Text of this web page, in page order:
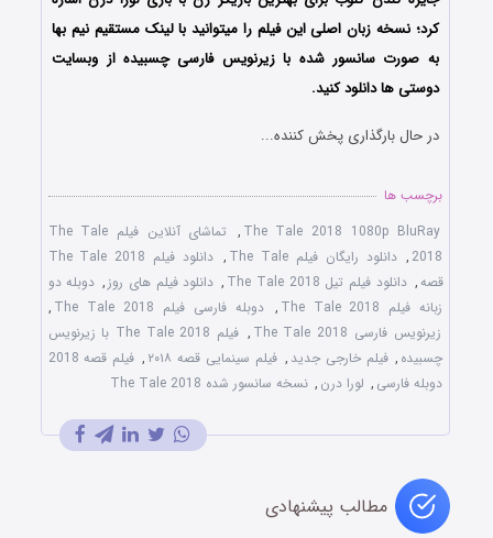
کرد؛ نسخه زبان اصلی این فیلم را میتوانید با لینک مستقیم نیم بها
به صورت سانسور شده با زیرنویس فارسی چسبیده از وبسایت
دوستی ها دانلود کنید.
در حال بارگذاری پخش کننده...
برچسب ها
The Tale 2018 1080p BluRay
,
تماشای آنلاین فیلم The Tale
2018
, دانلود رایگان فیلم The Tale ,
دانلود فیلم The Tale 2018
قصه, دانلود فیلم تیل The Tale 2018 , دانلود فیلم های روز , دوبله دو
زبانه فیلم The Tale 2018
, دوبله فارسی فیلم The Tale 2018
,
زیرنویس فارسی The Tale 2018
,
فیلم The Tale 2018 با زیرنویس
چسبیده , فیلم خارجی جدید , فیلم سینمایی قصه ۲۰۱۸ ,
فیلم قصه 2018
دوبله فارسی , لورا درن , نسخه سانسور شده The Tale 2018
مطالب پیشنهادی